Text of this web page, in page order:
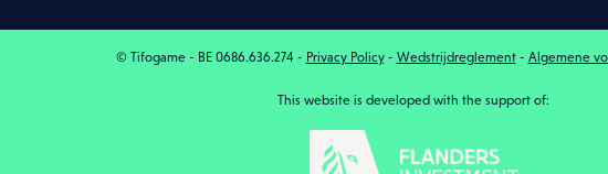
© Tifogame - BE 0686.636.274 - Privacy Policy- Wedstrijdreglement- Algemene
This website is developed with the support of: